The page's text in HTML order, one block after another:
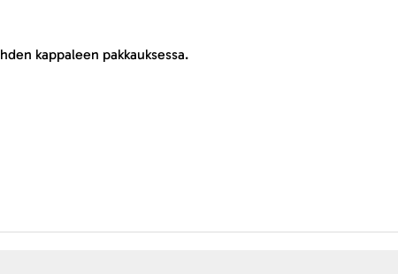
kappaleen pakkauksessa.